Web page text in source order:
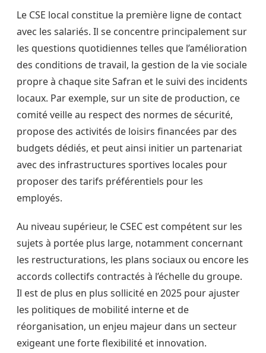
Le CSE local constitue la première ligne de contact
avec les salariés. Il se concentre principalement sur
les questions quotidiennes telles que l’amélioration
des conditions de travail, la gestion de la vie sociale
propre à chaque site Safran et le suivi des incidents
locaux. Par exemple, sur un site de production, ce
comité veille au respect des normes de sécurité,
propose des activités de loisirs financées par des
budgets dédiés, et peut ainsi initier un partenariat
avec des infrastructures sportives locales pour
proposer des tarifs préférentiels pour les
employés.
Au niveau supérieur, le CSEC est compétent sur les
sujets à portée plus large, notamment concernant
les restructurations, les plans sociaux ou encore les
accords collectifs contractés à l’échelle du groupe.
Il est de plus en plus sollicité en 2025 pour ajuster
les politiques de mobilité interne et de
réorganisation, un enjeu majeur dans un secteur
exigeant une forte flexibilité et innovation.